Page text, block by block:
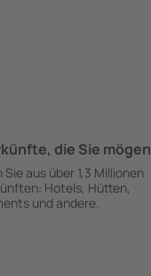
die Sie mögen
Sie aus über 1,3 Millionen
Hotels, Hütten,
und andere.